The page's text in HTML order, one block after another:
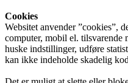
Cookies
Websitet anvender ”cookies”,
computer, mobil el. tilsvarende
huske indstillinger, udføre
kan ikke indeholde skadelig